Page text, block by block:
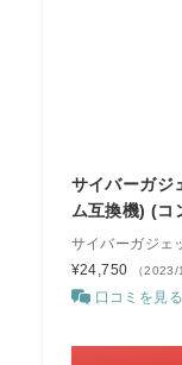
サイバーガジ
ム互換機) (コ
サイバーガジェ
¥24,750
（
口コミを見る